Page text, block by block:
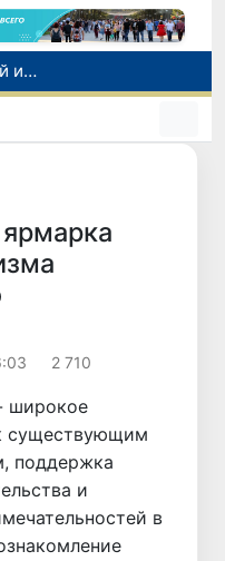
Число пользователей мобильного интернета в Узбекистане за 10 лет выросло в 4,3 раза
При содействии Генконсульства Узбекистана соотечественница, перенесшая инсульт в Алматы, вернулась на родину
2 710
широкое
существующим
поддержка
и
в